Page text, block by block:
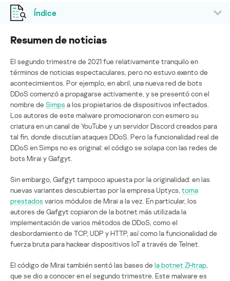
Índice
Resumen de noticias
El segundo trimestre de 2021 fue relativamente tranquilo en
términos de noticias espectaculares, pero no estuvo exento de
acontecimientos. Por ejemplo, en abril, una nueva red de bots
DDoS comenzó a propagarse activamente, y se presentó con el
nombre de Simps a los propietarios de dispositivos infectados.
Los autores de este malware promocionaron con esmero su
criatura en un canal de YouTube y un servidor Discord creados para
tal fin, donde discutían ataques DDoS. Pero la funcionalidad real de
DDoS en Simps no es original: el código se solapa con las redes de
bots Mirai y Gafgyt.
Sin embargo, Gafgyt tampoco apuesta por la originalidad: en las
nuevas variantes descubiertas por la empresa Uptycs, toma
prestados varios módulos de Mirai a la vez. En particular, los
autores de Gafgyt copiaron de la botnet más utilizada la
implementación de varios métodos de DDoS, como el
desbordamiento de TCP, UDP y HTTP, así como la funcionalidad de
fuerza bruta para hackear dispositivos IoT a través de Telnet.
El código de Mirai también sentó las bases de la botnet ZHtrap
que se dio a conocer en el segundo trimestre. Este malware es